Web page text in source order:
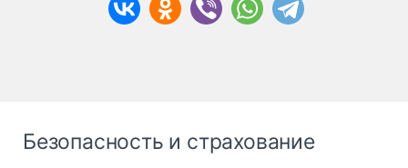
Безопасность и страхование